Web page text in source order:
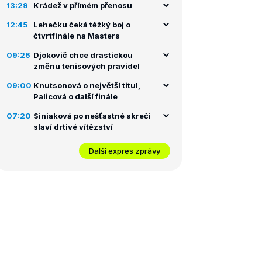
13:29 Krádež v přímém přenosu
12:45
Lehečku čeká těžký boj o
čtvrtfinále na Masters
09:26 Djokovič chce drastickou
změnu tenisových pravidel
09:00 Knutsonová o největší titul,
Palicová o další finále
07:20 Siniaková po nešťastné skreči
slaví drtivé vítězství
Další expres zprávy